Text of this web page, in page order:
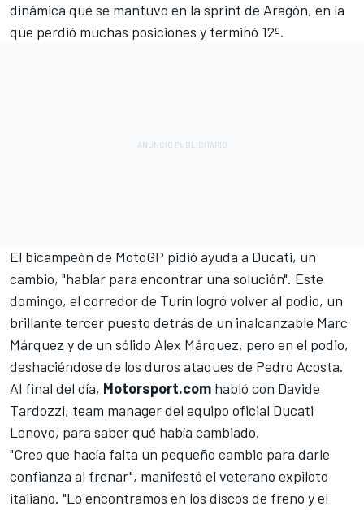
dinámica que se mantuvo en la sprint de Aragón, en la
que perdió muchas posiciones y terminó 12º.
El bicampeón de MotoGP pidió ayuda a Ducati, un
cambio, "hablar para encontrar una solución". Este
domingo, el corredor de Turín logró volver al podio, un
brillante tercer puesto detrás de un inalcanzable Marc
Márquez y de un sólido Alex Márquez, pero en el podio,
deshaciéndose de los duros ataques de Pedro Acosta.
Al final del día, Motorsport.com habló con Davide
Tardozzi, team manager del equipo oficial Ducati
Lenovo, para saber qué había cambiado.
"Creo que hacía falta un pequeño cambio para darle
confianza al frenar", manifestó el veterano expiloto
italiano. "Lo encontramos en los discos de freno y el